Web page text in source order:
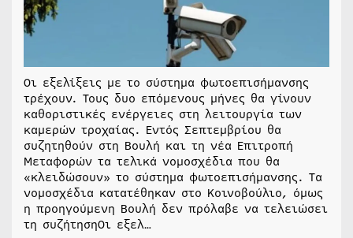
Οι εξελίξεις με το σύστημα φωτοεπισήμανσης
τρέχουν. Τους δυο επόμενους μήνες θα γίνουν
καθοριστικές ενέργειες στη λειτουργία των
καμερών τροχαίας. Εντός Σεπτεμβρίου θα
συζητηθούν στη Βουλή και τη νέα Επιτροπή
Μεταφορών τα τελικά νομοσχέδια που θα
«κλειδώσουν» το σύστημα φωτοεπισήμανσης. Τα
νομοσχέδια κατατέθηκαν στο Κοινοβούλιο, όμως
η προηγούμενη Βουλή δεν πρόλαβε να τελειώσει
τη συζήτησηΟι εξελ…